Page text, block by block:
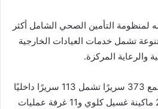
لمنظومة التأمين الصحي الشامل أكثر
متنوعة تشمل خدمات العيادات الخارجية
والرعاية المركزة.
تبلغ الطاقة الاستيعابية للمجمع 373 سريرًا تشمل 113 سريرًا داخليًا
و57 سرير رعاية مركزة و23 ماكينة غسيل كلوي و11 غرفة عمليات